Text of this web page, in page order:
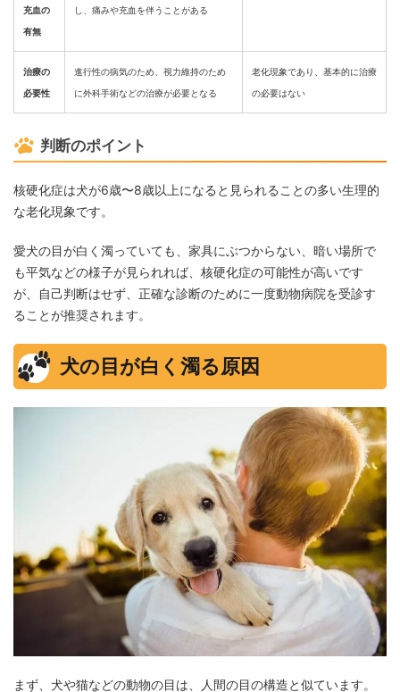
充血の
有無
し、痛みや充血を伴うことがある
治療の
必要性
進行性の病気のため、視力維持のため
に外科手術などの治療が必要となる
老化現象であり、基本的に治療
の必要はない
判断のポイント
核硬化症は犬が6歳〜8歳以上になると見られることの多い生理的
な老化現象です。
愛犬の目が白く濁っていても、家具にぶつからない、暗い場所で
も平気などの様子が見られれば、核硬化症の可能性が高いです
が、自己判断はせず、正確な診断のために一度動物病院を受診す
ることが推奨されます。
犬の目が白く濁る原因
まず、犬や猫などの動物の目は、人間の目の構造と似ています。